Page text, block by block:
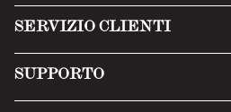
Privacy Policy
SERVIZIO CLIENTI
SUPPORTO